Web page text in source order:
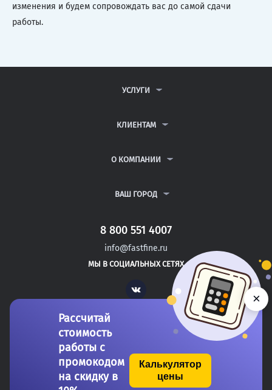
изменения и будем сопровождать вас до самой сдачи
работы.
УСЛУГИ
ДИПЛОМНЫЕ РАБОТЫ
РЕФЕРАТЫ
КЛИЕНТАМ
ВОПРОСЫ И ОТВЕТЫ
ПОЛИТИКА КОНФИДЕНЦИАЛЬНОСТИ
О КОМПАНИИ
КОНТАКТЫ
ВАШ ГОРОД
САНКТ-ПЕТЕРБУРГ
ЖЕЛЕЗНОГОРСК
РЫЛЬСК
8 800 551 4007
info@fastfine.ru
МЫ В СОЦИАЛЬНЫХ СЕТЯХ
Vk
Copyright 2011-2026 FastFine.ru
Рассчитай
стоимость
работы с
промокодом
на скидку в
Калькулятор
цены
×